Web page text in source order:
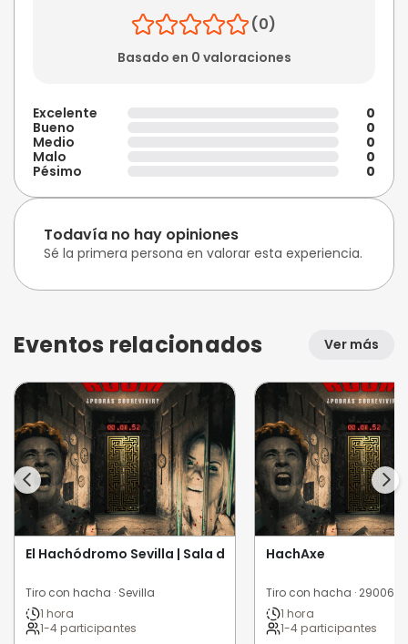
(0)
Basado en 0 valoraciones
Excelente
0
Bueno
0
Medio
0
Malo
0
Pésimo
0
Todavía no hay opiniones
Sé la primera persona en valorar esta experiencia.
Eventos relacionados Ver más
El Hachódromo Sevilla | Sala de tiro de hacha
Tiro con hacha · Sevilla
1 hora
1-4 participantes
HachAxe
Tiro con hacha · 29006
1 hora
1-4 participantes